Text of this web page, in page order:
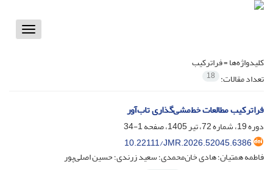
Toggle
کلیدواژه‌ها =فراترکیب
تعداد مقالات: 18
فراترکیب مطالعات خط‌مشی‌گذاری تاب‌آور
دوره 19، شماره 72، تیر 1405، صفحه
1-34
10.22111/JMR.2026.52045.6386
فاطمه همتیان؛ هادی خان‌محمدی؛ سعید زرندی؛ حسین اصلی‌پور